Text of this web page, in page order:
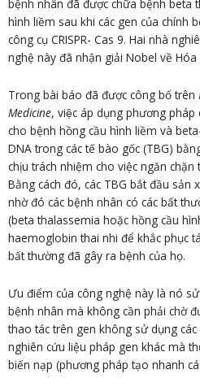
bệnh nhân đã được chữa bệnh beta
hình liềm sau khi các gen của chính
công cụ CRISPR- Cas 9. Hai nhà
nghệ này đã nhận giải Nobel về Hóa
Trong bài báo đã được công bố trên
Medicine, việc áp dụng phương pháp
cho bệnh hồng cầu hình liềm và
DNA trong các tế bào gốc (TBG)
chịu trách nhiệm cho việc ngăn
Bằng cách đó, các TBG bắt đầu sản
nhờ đó các bệnh nhân có các bất
(beta thalassemia hoặc hồng cầu
haemoglobin thai nhi để khắc phục
bất thường đã gây ra bệnh của họ.
Ưu điểm của công nghệ này là nó
bệnh nhân mà không cần phải chờ
thao tác trên gen không sử dụng
nghiên cứu liệu pháp gen khác mà
biến nạp (phương pháp tạo nhanh